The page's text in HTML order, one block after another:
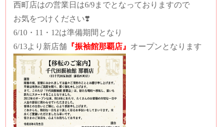
西町店はの営業日は6/9までとなっておりますので
お気をつけください❣️
6/10・11・12は準備期間となり
6/13より新店舗 『振袖館那覇店』 オープンとなります